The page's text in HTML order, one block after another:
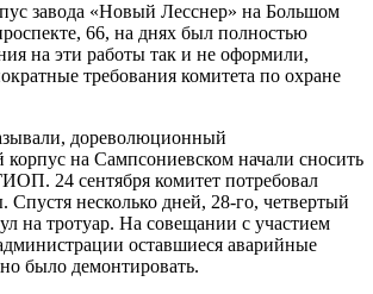
завода «Новый Лесснер» на Большом
66, на днях был полностью
на эти работы так и не оформили,
требования комитета по охране
дореволюционный
корпус на Сампсониевском начали сносить
24 сентября комитет потребовал
Спустя несколько дней, 28-го, четвертый
на тротуар. На совещании с участием
оставшиеся аварийные
было демонтировать.